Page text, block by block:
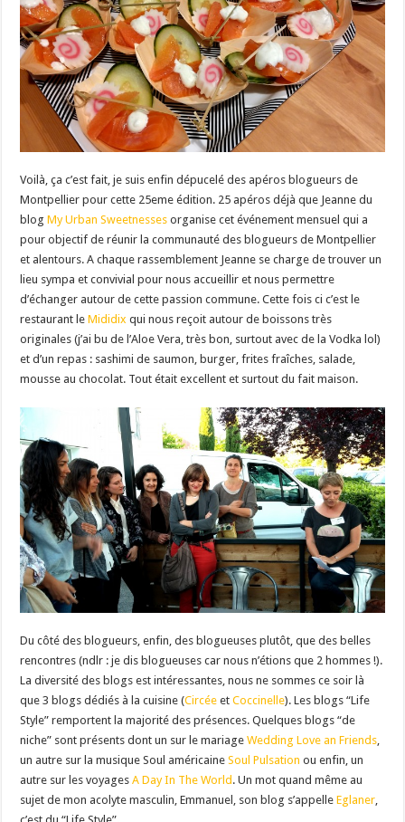
Voilà, ça c’est fait, je suis enfin dépucelé des apéros blogueurs de
Montpellier pour cette 25eme édition. 25 apéros déjà que Jeanne du
blogMy Urban Sweetnesses organise cet événement mensuel qui a
pour objectif de réunir la communauté des blogueurs de Montpellier
et alentours. A chaque rassemblement Jeanne se charge de trouver un
lieu sympa et convivial pour nous accueillir et nous permettre
d’échanger autour de cette passion commune. Cette fois ci c’est le
restaurant leMididix qui nous reçoit autour de boissons très
originales (j’ai bu de l’Aloe Vera, très bon, surtout avec de la Vodka lol)
et d’un repas : sashimi de saumon, burger, frites fraîches, salade,
mousse au chocolat. Tout était excellent et surtout du fait maison.
Du côté des blogueurs, enfin, des blogueuses plutôt, que des belles
rencontres (ndlr : je dis blogueuses car nous n’étions que 2 hommes !).
La diversité des blogs est intéressantes, nous ne sommes ce soir là
que 3 blogs dédiés à la cuisine (Circée etCoccinelle). Les blogs “Life
Style” remportent la majorité des présences. Quelques blogs “de
niche” sont présents dont un sur le mariageWedding Love an Friends
un autre sur la musique Soul américaineSoul Pulsation ou enfin, un
autre sur les voyagesA Day In The World . Un mot quand même au
sujet de mon acolyte masculin, Emmanuel, son blog s’appelleEglaner